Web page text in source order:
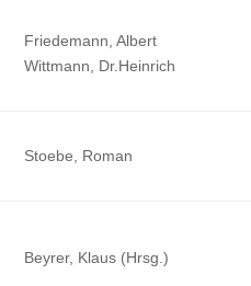
Friedemann, Albert
Wittmann, Dr.Heinrich
Stoebe, Roman
Beyrer, Klaus (Hrsg.)